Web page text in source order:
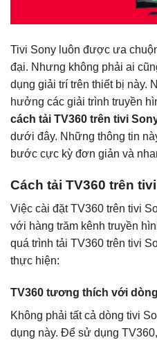
Tivi Sony luôn được ưa
đại. Nhưng không phải ai
dụng giải trí trên thiết bị này.
hưởng các giải trình truyền
cách tải TV360 trên tivi
dưới đây. Những thông tin
bước cực kỳ đơn giản và
Cách tải TV360 trên
Việc cài đặt TV360 trên tivi
với hàng trăm kênh truyền
quá trình tải TV360 trên tivi
thực hiện:
TV360 tương thích với
Không phải tất cả dòng tivi
dụng này. Để sử dụng